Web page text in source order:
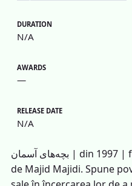
DURATION
N/A
AWARDS
—
RELEASE DATE
N/A
بچه‌های آسمان | din 1997 | film iranian, dramă, regizat
de Majid Majidi. Spune